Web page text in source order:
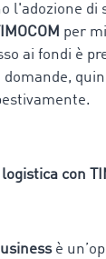
l'adozione di
TIMOCOM per
ai fondi è
con
è